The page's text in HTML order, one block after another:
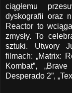
ciągłemu
dyskografii oraz
Reactor to
zmysły. To
sztuki. Utwory
filmach: „Matrix:
Kombat”,
Desperado 2”,